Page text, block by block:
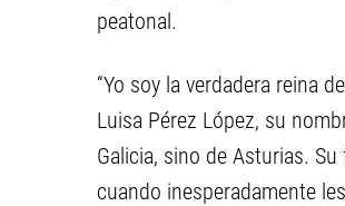
peatonal.
“Yo soy la verdadera reina
Luisa Pérez López, su
Galicia, sino de Asturias.
cuando inesperadamente